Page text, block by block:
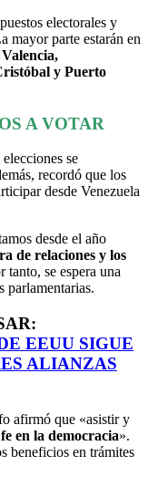
electorales y
mayor parte estarán en
Valencia,
y Puerto
A VOTAR
se
recordó que los
desde Venezuela
desde el año
de relaciones y los
se espera una
parlamentarias.
EEUU SIGUE
ALIANZAS
afirmó que «asistir y
en la democracia».
beneficios en trámites